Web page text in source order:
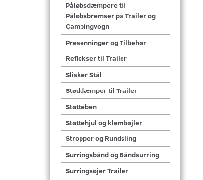
Påløbsdæmpere til
Påløbsbremser på Trailer og
Campingvogn
Presenninger og Tilbehør
Reflekser til Trailer
Slisker Stål
Støddæmper til Trailer
Støtteben
Støttehjul og klembøjler
Stropper og Rundsling
Surringsbånd og Båndsurring
Surringsøjer Trailer